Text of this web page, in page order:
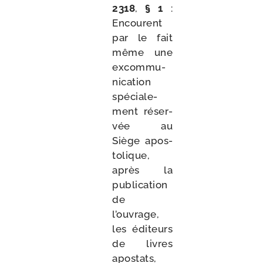
2318, § 1 :
Encourent
par le fait
même une
excom­mu­
ni­ca­tion
spé­cia­le­
ment réser­
vée au
Siège apos­
to­lique,
après la
publi­ca­tion
de
l’ouvrage,
les édi­teurs
de livres
apos­tats,